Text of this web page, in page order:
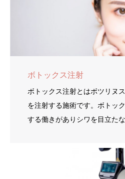
ボトックス注射
ボトックス注射とはボツリヌ
を注射する施術です。ボトッ
する働きがありシワを目立た